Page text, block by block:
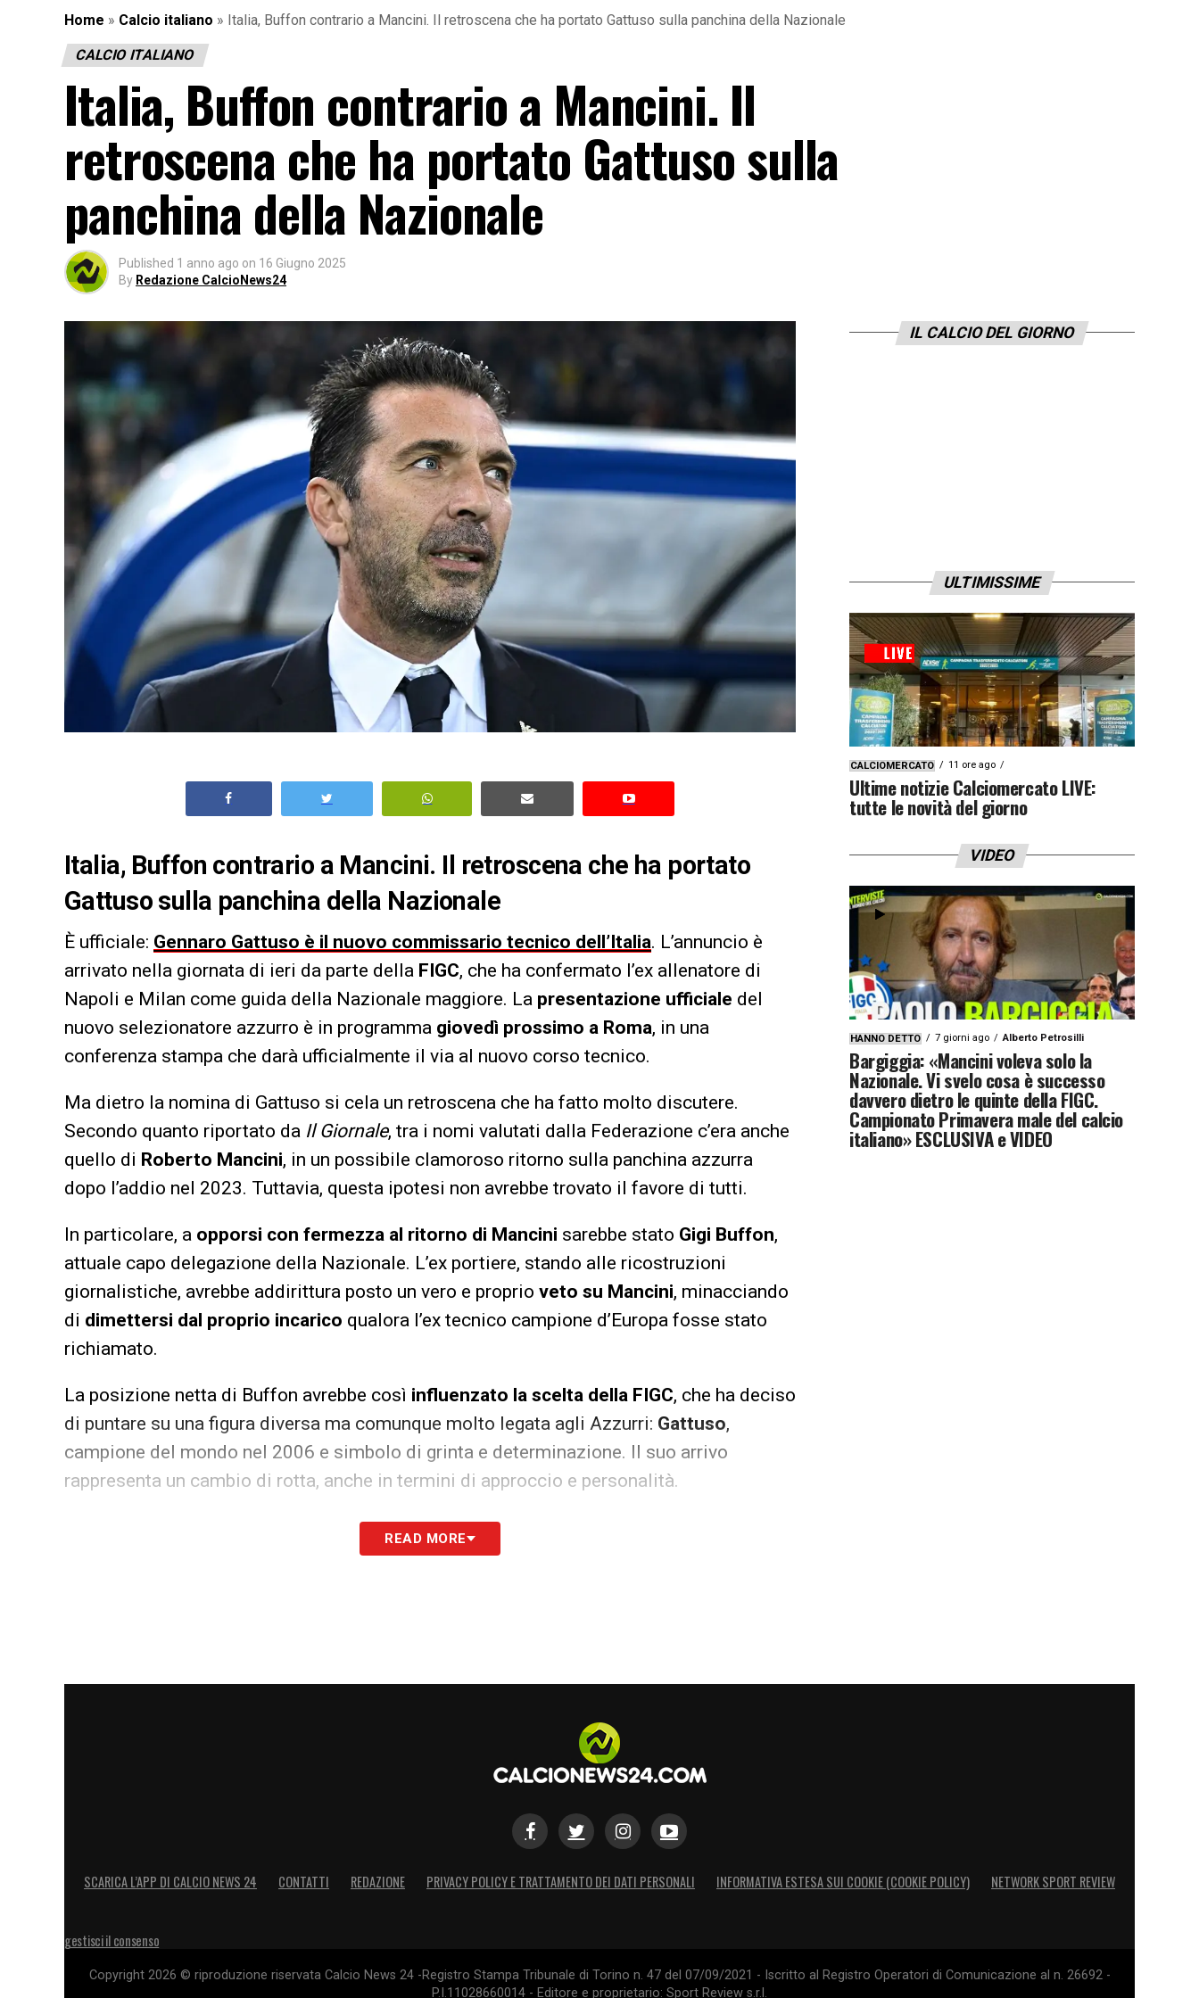
Home » Calcio italiano » Italia, Buffon contrario a Mancini. Il retroscena che ha portato Gattuso sulla panchina della Nazionale
CALCIO ITALIANO
Italia, Buffon contrario a Mancini. Il
retroscena che ha portato Gattuso sulla
panchina della Nazionale
Published 1 anno ago on 16 Giugno 2025
By Redazione CalcioNews24
Italia, Buffon contrario a Mancini. Il retroscena che ha portato
Gattuso sulla panchina della Nazionale
È ufficiale: Gennaro Gattuso è il nuovo commissario tecnico dell’Italia. L’annuncio è
arrivato nella giornata di ieri da parte della FIGC, che ha confermato l’ex allenatore di
Napoli e Milan come guida della Nazionale maggiore. La presentazione ufficiale del
nuovo selezionatore azzurro è in programma giovedì prossimo a Roma, in una
conferenza stampa che darà ufficialmente il via al nuovo corso tecnico.
Ma dietro la nomina di Gattuso si cela un retroscena che ha fatto molto discutere.
Secondo quanto riportato da Il Giornale, tra i nomi valutati dalla Federazione c’era anche
quello di Roberto Mancini, in un possibile clamoroso ritorno sulla panchina azzurra
dopo l’addio nel 2023. Tuttavia, questa ipotesi non avrebbe trovato il favore di tutti.
In particolare, a opporsi con fermezza al ritorno di Mancini sarebbe stato Gigi Buffon,
attuale capo delegazione della Nazionale. L’ex portiere, stando alle ricostruzioni
giornalistiche, avrebbe addirittura posto un vero e proprio veto su Mancini, minacciando
di dimettersi dal proprio incarico qualora l’ex tecnico campione d’Europa fosse stato
richiamato.
La posizione netta di Buffon avrebbe così influenzato la scelta della FIGC, che ha deciso
di puntare su una figura diversa ma comunque molto legata agli Azzurri: Gattuso,
campione del mondo nel 2006 e simbolo di grinta e determinazione. Il suo arrivo
rappresenta un cambio di rotta, anche in termini di approccio e personalità.
Italia avrà ora il compito di rilanciare la Nazionale,
riportarla tra le grandi d’Europa e preparare al meglio il percorso verso i prossimi
READ MORE
IL CALCIO DEL GIORNO
ULTIMISSIME
CALCIOMERCATO 11 ore ago
Ultime notizie Calciomercato LIVE:
tutte le novità del giorno
VIDEO
HANNO DETTO 7 giorni ago Alberto Petrosilli
Bargiggia: «Mancini voleva solo la
Nazionale. Vi svelo cosa è successo
davvero dietro le quinte della FIGC.
Campionato Primavera male del calcio
italiano» ESCLUSIVA e VIDEO
SCARICA L’APP DI CALCIO NEWS 24 CONTATTI REDAZIONE PRIVACY POLICY E TRATTAMENTO DEI DATI PERSONALI INFORMATIVA ESTESA SUI COOKIE (COOKIE POLICY) NETWORK SPORT REVIEW
gestisci il consenso
Copyright 2026 © riproduzione riservata Calcio News 24 -Registro Stampa Tribunale di Torino n. 47 del 07/09/2021 - Iscritto al Registro Operatori di Comunicazione al n. 26692 -
P.I.11028660014 - Editore e proprietario: Sport Review s.r.l.